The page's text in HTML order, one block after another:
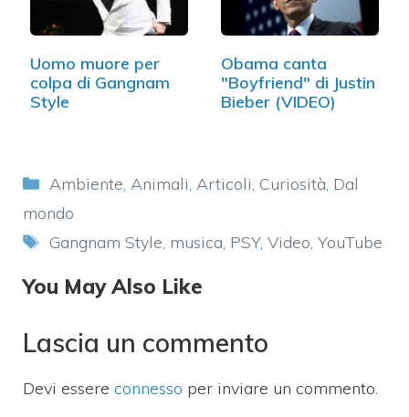
Uomo muore per
colpa di Gangnam
Style
Obama canta
"Boyfriend" di Justin
Bieber (VIDEO)
Categorie
Ambiente, Animali, Articoli, Curiosità, Dal
mondo
Tag
Gangnam Style, musica, PSY, Video, YouTube
You May Also Like
Lascia un commento
Devi essere connesso per inviare un commento.